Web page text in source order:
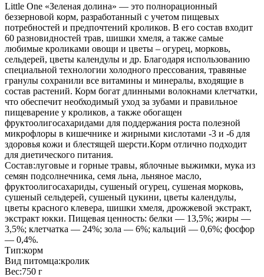
Little One «Зеленая долина» — это полнорационный
беззерновой корм, разработанный с учетом пищевых
потребностей и предпочтений кроликов. В его состав входит
60 разновидностей трав, шишки хмеля, а также самые
любимые кроликами овощи и цветы – огурец, морковь,
сельдерей, цветы календулы и др. Благодаря использованию
специальной технологии холодного прессования, травяные
гранулы сохранили все витамины и минералы, входящие в
состав растений. Корм богат длинными волокнами клетчатки,
что обеспечит необходимый уход за зубами и правильное
пищеварение у кроликов, а также обогащен
фруктоолигосахаридами для поддержания роста полезной
микрофлоры в кишечнике и жирными кислотами -3 и -6 для
здоровья кожи и блестящей шерсти.Корм отлично подходит
для диетического питания.
Состав:луговые и горные травы, яблочные выжимки, мука из
семян подсолнечника, семя льна, льняное масло,
фруктоолигосахариды, сушеный огурец, сушеная морковь,
сушеный сельдерей, сушеный цукини, цветы календулы,
цветы красного клевера, шишки хмеля, дрожжевой экстракт,
экстракт юкки. Пищевая ценность: белки — 13,5%; жиры —
3,5%; клетчатка — 24%; зола — 6%; кальций — 0,6%; фосфор
— 0,4%.
Тип:корм
Вид питомца:кролик
Вес:750 г